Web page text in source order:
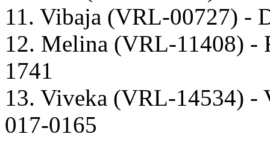
11. Vibaja (VRL-00727) -
12. Melina (VRL-11408) -
1741
13. Viveka (VRL-14534) -
017-0165